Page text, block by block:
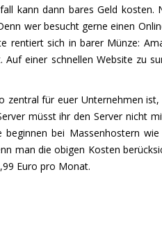
kann dann bares Geld
wer besucht gerne einen
rentiert sich in barer Münze:
Auf einer schnellen Website zu
zentral für euer Unternehmen
müsst ihr den Server nicht
beginnen bei Massenhostern wie
man die obigen Kosten
Euro pro Monat.